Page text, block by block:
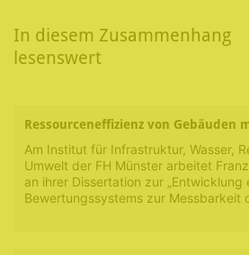
In diesem Zusammenhang
lesenswert
Ressourceneffizienz von Gebäuden
Am Institut für Infrastruktur, Wasser,
Umwelt der FH Münster arbeitet
an ihrer Dissertation zur „Entwicklung
Bewertungssystems zur Messbarkeit